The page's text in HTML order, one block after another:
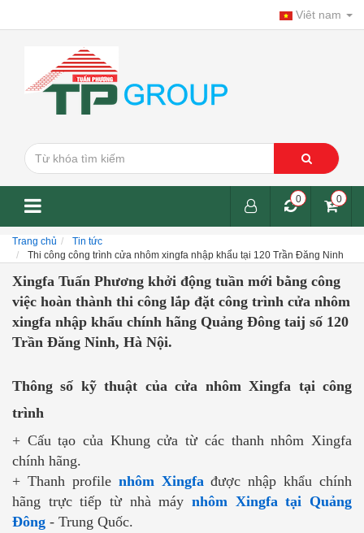
Viêt nam
0
0
Trang chủ
Tin tức
Thi công công trình cửa nhôm xingfa nhập khẩu tại 120 Trần Đăng Ninh
Xingfa Tuấn Phương khởi động tuần mới bằng công
việc hoàn thành thi công lắp đặt công trình cửa nhôm
xingfa nhập khẩu chính hãng Quảng Đông taij số 120
Trần Đăng Ninh, Hà Nội.
Thông số kỹ thuật của cửa nhôm Xingfa tại công
trình
+ Cấu tạo của Khung cửa từ các thanh nhôm Xingfa
chính hãng.
+ Thanh profile nhôm Xingfađược nhập khẩu chính
hãng trực tiếp từ nhà máy nhôm Xingfa tại Quảng
Đông - Trung Quốc.